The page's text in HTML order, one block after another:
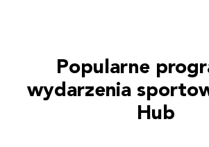
Popularne
wydarzenia
Hub